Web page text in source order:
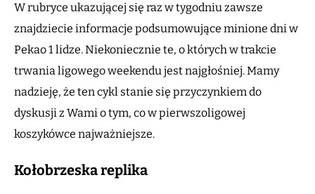
W rubryce ukazującej się raz w tygodniu zawsze
znajdziecie informacje podsumowujące minione dni w
Pekao 1 lidze. Niekoniecznie te, o których w trakcie
trwania ligowego weekendu jest najgłośniej. Mamy
nadzieję, że ten cykl stanie się przyczynkiem do
dyskusji z Wami o tym, co w pierwszoligowej
koszykówce najważniejsze.
Kołobrzeska replika